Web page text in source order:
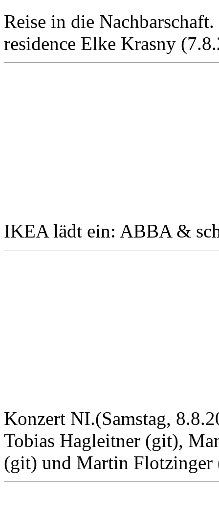
Reise in die
residence Elke Krasny
IKEA lädt ein: ABBA &
Konzert NI.(Samstag,
Tobias Hagleitner (git),
(git) und Martin Flotzinger